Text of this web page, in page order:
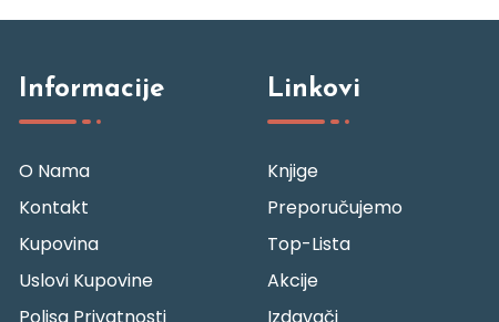
Informacije
O Nama
Kontakt
Kupovina
Uslovi Kupovine
Linkovi
Knjige
Preporučujemo
Top-Lista
Akcije